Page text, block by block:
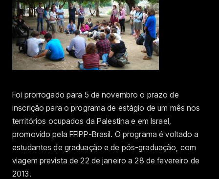
Foi prorrogado para 5 de novembro o prazo de
inscrição para o programa de estágio de um mês nos
territórios ocupados da Palestina e em Israel,
promovido pela FFIPP-Brasil. O programa é voltado a
estudantes de graduação e de pós-graduação, com
viagem prevista de 22 de janeiro a 28 de fevereiro de
2013.